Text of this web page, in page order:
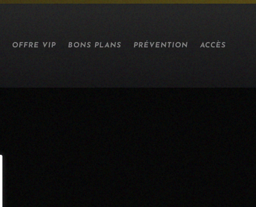
OFFRE VIP BONS PLANS PRÉVENTION ACCÈS